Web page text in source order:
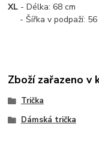
XL - Délka: 68 cm
- Šířka v podpaží: 56
Zboží zařazeno v
Trička
Dámská trička